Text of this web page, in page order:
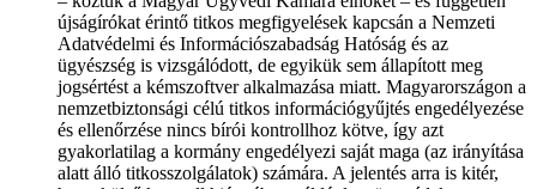
újságírókat érintő titkos megfigyelések kapcsán a Nemzeti
Adatvédelmi és Információszabadság Hatóság és az
ügyészség is vizsgálódott, de egyikük sem állapított meg
jogsértést a kémszoftver alkalmazása miatt. Magyarországon a
nemzetbiztonsági célú titkos információgyűjtés engedélyezése
és ellenőrzése nincs bírói kontrollhoz kötve, így azt
gyakorlatilag a kormány engedélyezi saját maga (az irányítása
alatt álló titkosszolgálatok) számára. A jelentés arra is kitér,